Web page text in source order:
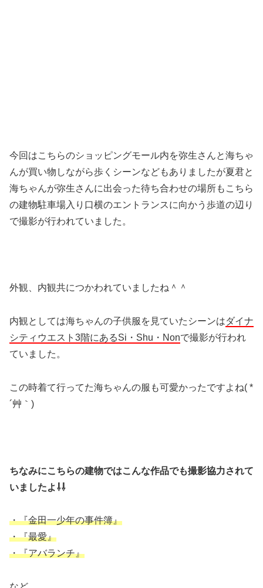
今回はこちらのショッピングモール内を弥生さんと海ちゃ
んが買い物しながら歩くシーンなどもありましたが夏君と
海ちゃんが弥生さんに出会った待ち合わせの場所もこちら
の建物駐車場入り口横のエントランスに向かう歩道の辺り
で撮影が行われていました。
外観、内観共につかわれていましたね＾＾
内観としては海ちゃんの子供服を見ていたシーンはダイナ
シティウエスト3階にあるSi・Shu・Nonで撮影が行われ
ていました。
この時着て行ってた海ちゃんの服も可愛かったですよね( *
´艸｀)
ちなみにこちらの建物ではこんな作品でも撮影協力されて
いましたよ⇩⇩
・『金田一少年の事件簿』
・『最愛』
・『アバランチ』